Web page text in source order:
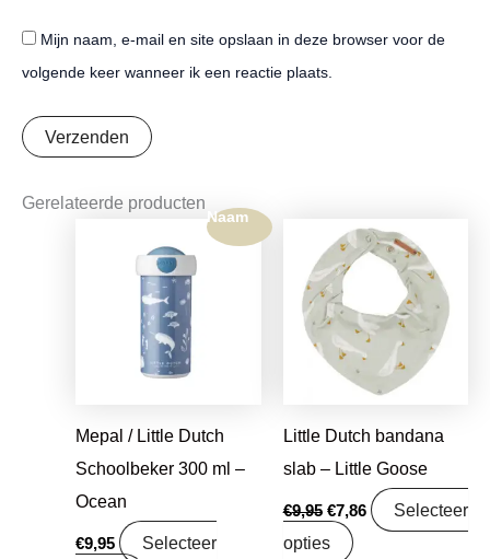
Mijn naam, e-mail en site opslaan in deze browser voor de
volgende keer wanneer ik een reactie plaats.
Gerelateerde producten
Naam
Mepal / Little Dutch
Schoolbeker 300 ml –
Ocean
€9,95
Selecteer
Little Dutch bandana
slab – Little Goose
€9,95
Oorspronkelijke
prijs
was:
€9,95.
€7,86
Huidige
prijs
€7,86.
Selecteer
opties